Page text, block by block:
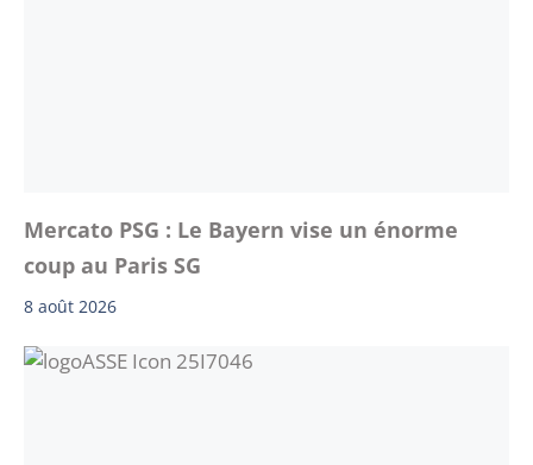
Mercato PSG : Le Bayern vise un énorme
coup au Paris SG
8 août 2026